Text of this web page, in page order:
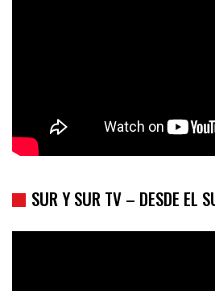
SUR Y SUR TV – DESDE EL